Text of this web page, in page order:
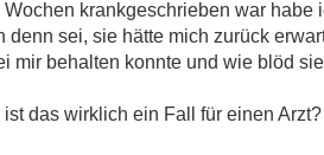
krankgeschrieben war habe
sei, sie hätte mich zurück
behalten konnte und wie blöd
das wirklich ein Fall für einen Arzt?